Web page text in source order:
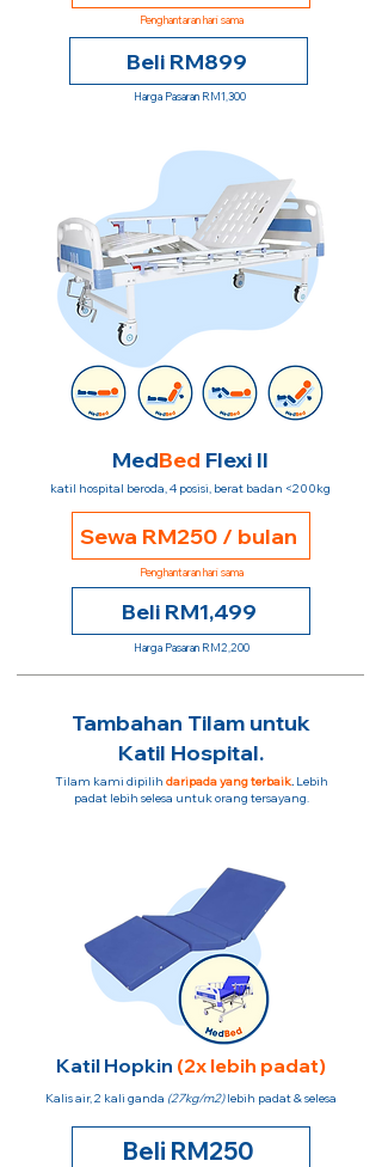
Penghantaran hari sama
Beli RM899
Harga Pasaran RM1,300
MedBed Flexi II
katil hospital beroda, 4 posisi, berat badan <200kg
Sewa RM250 / bulan
Penghantaran hari sama
Beli RM1,499
Harga Pasaran RM2,200
Tambahan Tilam untuk
Katil Hospital.
Tilam kami dipilih daripada yang terbaik.Lebih
padat lebih selesa untuk orang tersayang.
Katil Hopkin (2x lebih padat)
Kalis air, 2 kali ganda (27kg/m2)lebih padat & selesa
Beli RM250